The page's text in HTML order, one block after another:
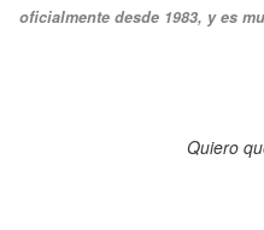
oficialmente desde 1983, y es
Quiero